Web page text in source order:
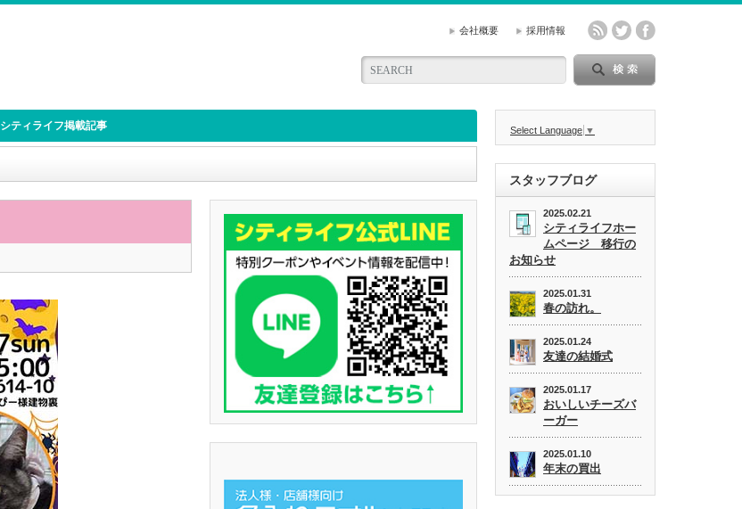
会社概要 採用情報
シティライフ掲載記事 Select Language ▼
スタッフブログ
2025.02.21
シティライフホー
ムページ 移行の
お知らせ
2025.01.31
春の訪れ。
2025.01.24
友達の結婚式
2025.01.17
おいしいチーズバ
ーガー
2025.01.10
年末の買出